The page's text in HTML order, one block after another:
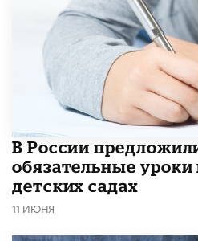
В России
обязательные
детских садах
11 ИЮНЯ